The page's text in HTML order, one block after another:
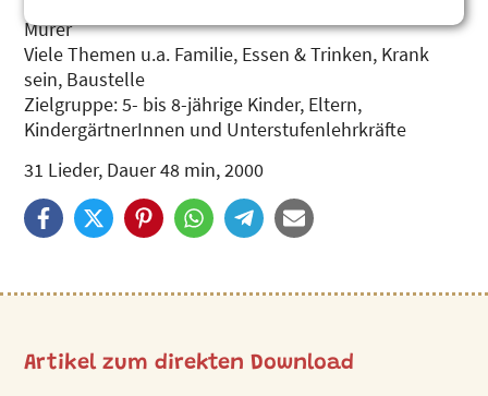
Murer
Viele Themen u.a. Familie, Essen & Trinken, Krank
sein, Baustelle
Zielgruppe: 5- bis 8-jährige Kinder, Eltern,
KindergärtnerInnen und Unterstufenlehrkräfte
31 Lieder, Dauer 48 min, 2000
Artikel zum direkten Download